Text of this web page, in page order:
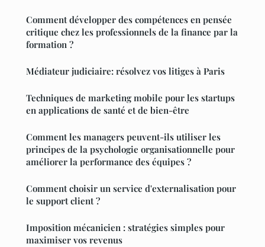
Comment développer des compétences en pensée
critique chez les professionnels de la finance par la
formation ?
Médiateur judiciaire: résolvez vos litiges à Paris
Techniques de marketing mobile pour les startups
en applications de santé et de bien-être
Comment les managers peuvent-ils utiliser les
principes de la psychologie organisationnelle pour
améliorer la performance des équipes ?
Comment choisir un service d'externalisation pour
le support client ?
Imposition mécanicien : stratégies simples pour
maximiser vos revenus